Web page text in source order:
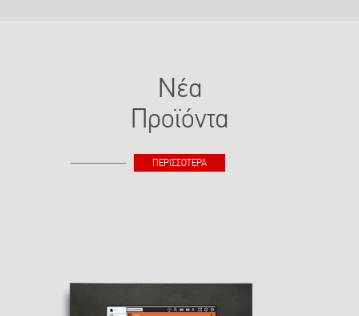
Νέα
Προϊόντα
ΠΕΡΙΣΣΟΤΕΡΑ